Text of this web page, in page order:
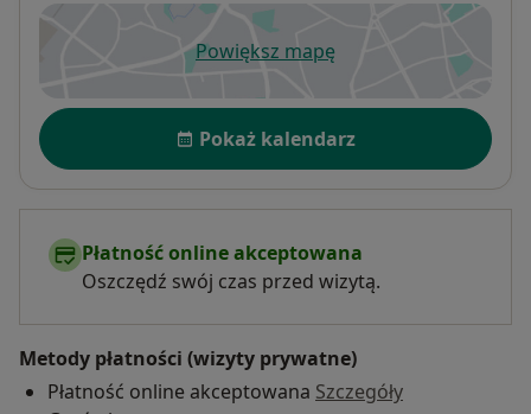
Powiększ mapęotwiera się w nowej karcie
Dostępność
Pokaż kalendarz
Płatność online akceptowana
Oszczędź swój czas przed wizytą.
Metody płatności (wizyty prywatne)
Płatność online akceptowana Szczegóły